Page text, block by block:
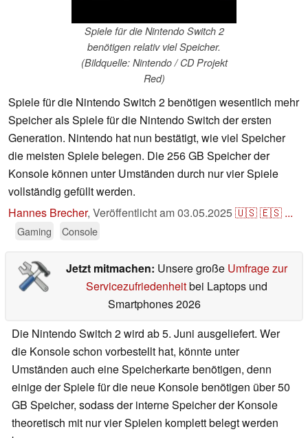
Spiele für die Nintendo Switch 2
benötigen relativ viel Speicher.
(Bildquelle: Nintendo / CD Projekt
Red)
Spiele für die Nintendo Switch 2 benötigen wesentlich mehr
Speicher als Spiele für die Nintendo Switch der ersten
Generation. Nintendo hat nun bestätigt, wie viel Speicher
die meisten Spiele belegen. Die 256 GB Speicher der
Konsole können unter Umständen durch nur vier Spiele
vollständig gefüllt werden.
Hannes Brecher, Veröffentlicht am03.05.2025🇺🇸🇪🇸 ...
Gaming Console
Jetzt mitmachen: Unsere große Umfrage zur
Servicezufriedenheitbei Laptops und
Smartphones 2026
Die Nintendo Switch 2 wird ab 5. Juni ausgeliefert. Wer
die Konsole schon vorbestellt hat, könnte unter
Umständen auch eine Speicherkarte benötigen, denn
einige der Spiele für die neue Konsole benötigen über 50
GB Speicher, sodass der interne Speicher der Konsole
theoretisch mit nur vier Spielen komplett belegt werden